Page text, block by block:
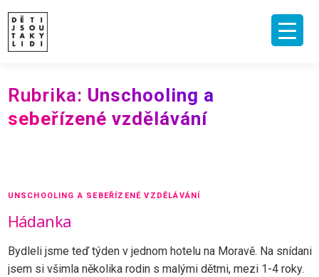
content
NAKLADATELSTVÍ
E-SHOP
VIDEA A ROZHOVORY
ARCHIV ČLÁNKŮ
PODPOŘIT
KONTAKT
Rubrika: Unschooling a
sebeřízené vzdělávání
UNSCHOOLING A SEBEŘÍZENÉ VZDĚLÁVÁNÍ
Hádanka
Bydleli jsme teď týden v jednom hotelu na Moravě. Na snídani
jsem si všimla několika rodin s malými dětmi, mezi 1-4 roky.